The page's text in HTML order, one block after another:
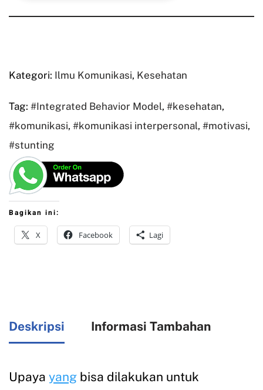
Kategori: Ilmu Komunikasi, Kesehatan
Tag: #Integrated Behavior Model, #kesehatan,
#komunikasi, #komunikasi interpersonal, #motivasi,
#stunting
Bagikan ini:
X Facebook Lagi
Deskripsi Informasi Tambahan
Upaya yang bisa dilakukan untuk